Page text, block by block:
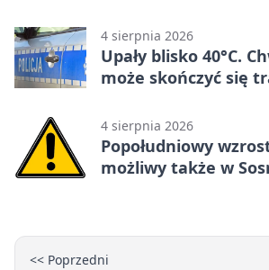
4 sierpnia 2026
Upały blisko 40°C.
może skończyć się
4 sierpnia 2026
Popołudniowy
możliwy także w
<< Poprzedni